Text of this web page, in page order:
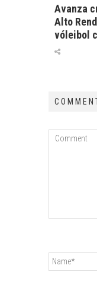
Avanza
Alto
vóleibol